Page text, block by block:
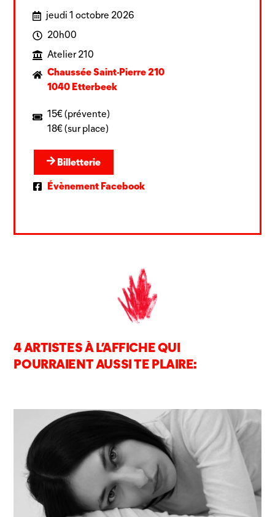
jeudi 1 octobre 2026
20h00
Atelier 210
Chaussée Saint-Pierre 210
1040 Etterbeek
15€ (prévente)
18€ (sur place)
Billetterie
Évènement Facebook
4 ARTISTES À L’AFFICHE QUI
POURRAIENT AUSSI TE PLAIRE: